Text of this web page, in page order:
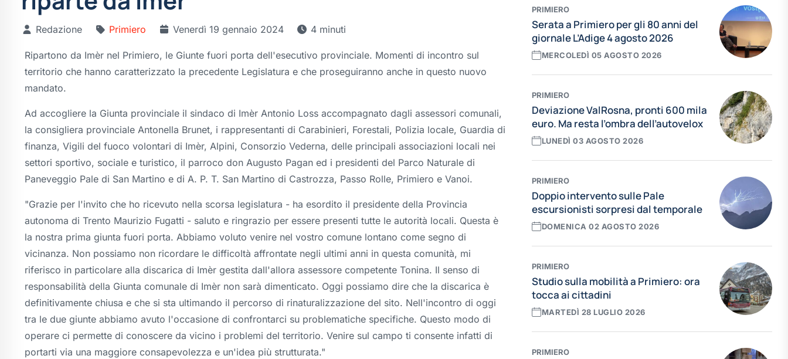
Redazione Primiero Venerdì 19 gennaio 2024 4 minuti
Ripartono da Imèr nel Primiero, le Giunte fuori porta dell'esecutivo provinciale. Momenti di incontro sul
territorio che hanno caratterizzato la precedente Legislatura e che proseguiranno anche in questo nuovo
mandato.
Ad accogliere la Giunta provinciale il sindaco di Imèr Antonio Loss accompagnato dagli assessori comunali,
la consigliera provinciale Antonella Brunet, i rappresentanti di Carabinieri, Forestali, Polizia locale, Guardia di
finanza, Vigili del fuoco volontari di Imèr, Alpini, Consorzio Vederna, delle principali associazioni locali nei
settori sportivo, sociale e turistico, il parroco don Augusto Pagan ed i presidenti del Parco Naturale di
Paneveggio Pale di San Martino e di A. P. T. San Martino di Castrozza, Passo Rolle, Primiero e Vanoi.
"Grazie per l'invito che ho ricevuto nella scorsa legislatura - ha esordito il presidente della Provincia
autonoma di Trento Maurizio Fugatti - saluto e ringrazio per essere presenti tutte le autorità locali. Questa è
la nostra prima giunta fuori porta. Abbiamo voluto venire nel vostro comune lontano come segno di
vicinanza. Non possiamo non ricordare le difficoltà affrontate negli ultimi anni in questa comunità, mi
riferisco in particolare alla discarica di Imèr gestita dall'allora assessore competente Tonina. Il senso di
responsabilità della Giunta comunale di Imèr non sarà dimenticato. Oggi possiamo dire che la discarica è
definitivamente chiusa e che si sta ultimando il percorso di rinaturalizzazione del sito. Nell'incontro di oggi
tra le due giunte abbiamo avuto l'occasione di confrontarci su problematiche specifiche. Questo modo di
operare ci permette di conoscere da vicino i problemi del territorio. Venire sul campo ti consente infatti di
portarti via una maggiore consapevolezza e un'idea più strutturata."
PRIMIERO
Serata a Primiero per gli 80 anni del
giornale L’Adige 4 agosto 2026
MERCOLEDÌ 05 AGOSTO 2026
PRIMIERO
Deviazione ValRosna, pronti 600 mila
euro. Ma resta l’ombra dell’autovelox
LUNEDÌ 03 AGOSTO 2026
PRIMIERO
Doppio intervento sulle Pale
escursionisti sorpresi dal temporale
DOMENICA 02 AGOSTO 2026
PRIMIERO
Studio sulla mobilità a Primiero: ora
tocca ai cittadini
MARTEDÌ 28 LUGLIO 2026
PRIMIERO